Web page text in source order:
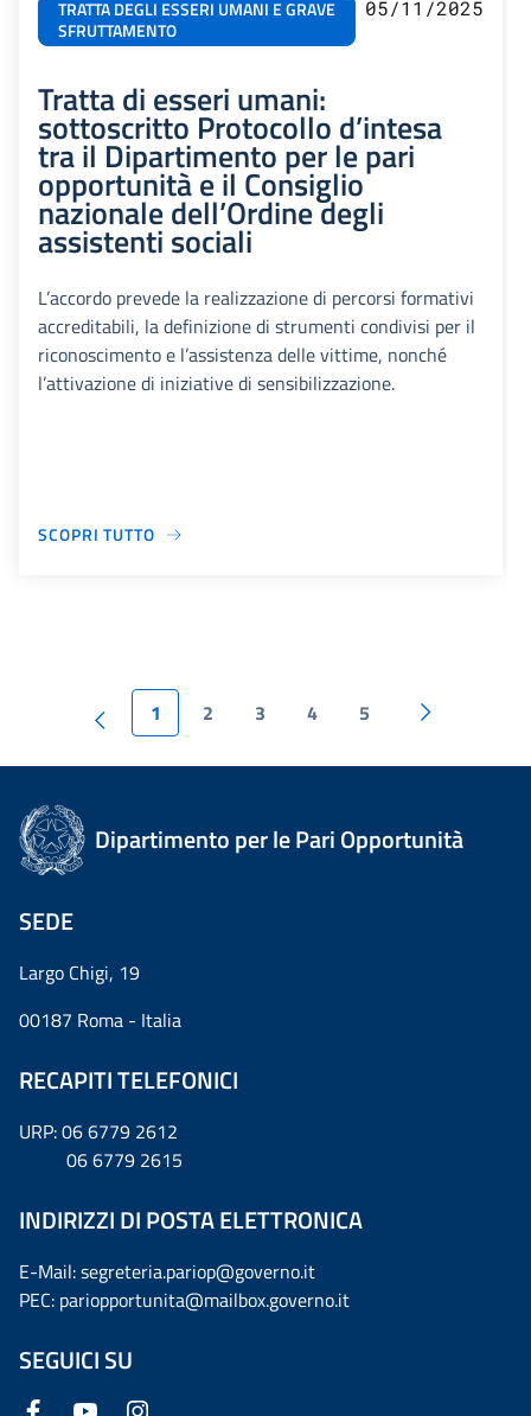
TRATTA DEGLI ESSERI UMANI E GRAVE
SFRUTTAMENTO
05/11/2025
Tratta di esseri umani:
sottoscritto Protocollo d’intesa
tra il Dipartimento per le pari
opportunità e il Consiglio
nazionale dell’Ordine degli
assistenti sociali
L’accordo prevede la realizzazione di percorsi formativi
accreditabili, la definizione di strumenti condivisi per il
riconoscimento e l’assistenza delle vittime, nonché
l’attivazione di iniziative di sensibilizzazione.
SCOPRI TUTTO
1 2 3 4 5
Dipartimento per le Pari Opportunità
SEDE
Largo Chigi, 19
00187 Roma - Italia
RECAPITI TELEFONICI
URP: 06 6779 2612
06 6779 2615
INDIRIZZI DI POSTA ELETTRONICA
E-Mail: segreteria.pariop@governo.it
PEC: pariopportunita@mailbox.governo.it
SEGUICI SU